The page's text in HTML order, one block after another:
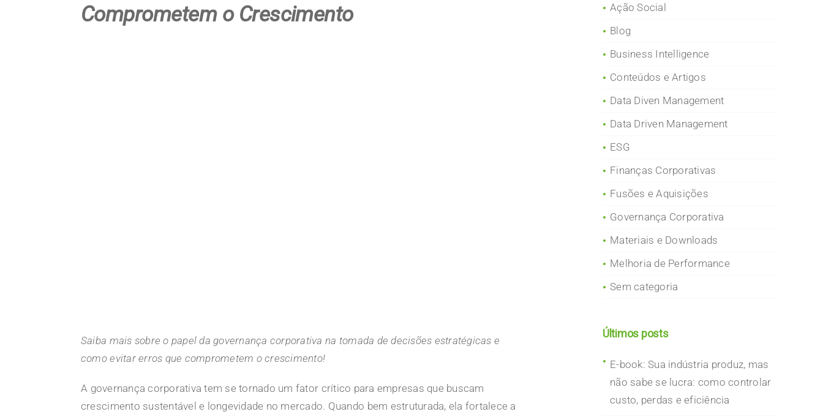
Comprometem o Crescimento
Saiba mais sobre o papel da governança corporativa na tomada de decisões estratégicas e
como evitar erros que comprometem o crescimento!
A governança corporativa tem se tornado um fator crítico para empresas que buscam
crescimento sustentável e longevidade no mercado. Quando bem estruturada, ela fortalece a
Ação Social
Blog
Business Intelligence
Conteúdos e Artigos
Data Diven Management
Data Driven Management
ESG
Finanças Corporativas
Fusões e Aquisições
Governança Corporativa
Materiais e Downloads
Melhoria de Performance
Sem categoria
Últimos posts
E-book: Sua indústria produz, mas
não sabe se lucra: como controlar
custo, perdas e eficiência